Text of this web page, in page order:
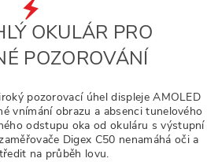
OKULÁR PRO
POZOROVÁNÍ
pozorovací úhel displeje AMOLED
vnímání obrazu a absenci tunelového
odstupu oka od okuláru s výstupní
Digex C50 nenamáhá oči a
na průběh lovu.